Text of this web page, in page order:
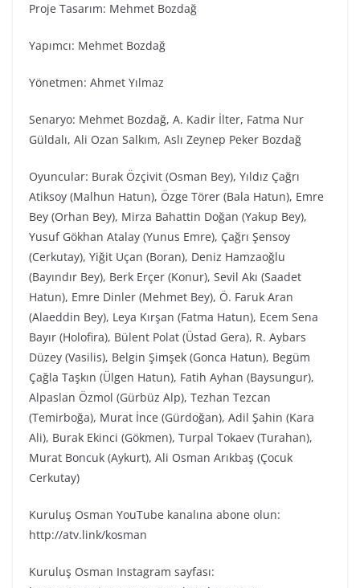
Proje Tasarım: Mehmet Bozdağ
Yapımcı: Mehmet Bozdağ
Yönetmen: Ahmet Yılmaz
Senaryo: Mehmet Bozdağ, A. Kadir İlter, Fatma Nur
Güldalı, Ali Ozan Salkım, Aslı Zeynep Peker Bozdağ
Oyuncular: Burak Özçivit (Osman Bey), Yıldız Çağrı
Atiksoy (Malhun Hatun), Özge Törer (Bala Hatun), Emre
Bey (Orhan Bey), Mirza Bahattin Doğan (Yakup Bey),
Yusuf Gökhan Atalay (Yunus Emre), Çağrı Şensoy
(Cerkutay), Yiğit Uçan (Boran), Deniz Hamzaoğlu
(Bayındır Bey), Berk Erçer (Konur), Sevil Akı (Saadet
Hatun), Emre Dinler (Mehmet Bey), Ö. Faruk Aran
(Alaeddin Bey), Leya Kırşan (Fatma Hatun), Ecem Sena
Bayır (Holofira), Bülent Polat (Üstad Gera), R. Aybars
Düzey (Vasilis), Belgin Şimşek (Gonca Hatun), Begüm
Çağla Taşkın (Ülgen Hatun), Fatih Ayhan (Baysungur),
Alpaslan Özmol (Gürbüz Alp), Tezhan Tezcan
(Temirboğa), Murat İnce (Gürdoğan), Adil Şahin (Kara
Ali), Burak Ekinci (Gökmen), Turpal Tokaev (Turahan),
Murat Boncuk (Aykurt), Ali Osman Arıkbaş (Çocuk
Cerkutay)
Kuruluş Osman YouTube kanalına abone olun:
http://atv.link/kosman
Kuruluş Osman Instagram sayfası: